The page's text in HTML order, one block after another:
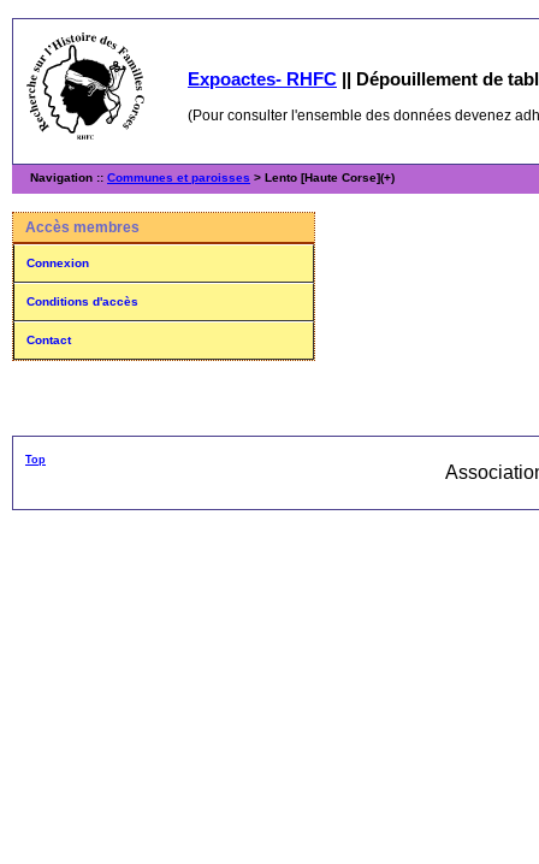
Expoactes- RHFC || Dépouillement de
(Pour consulter l'ensemble des données devenez
Navigation :: Communes et paroisses > Lento [Haute Corse](+)
Accès membres
Connexion
Conditions d'accès
Contact
Top